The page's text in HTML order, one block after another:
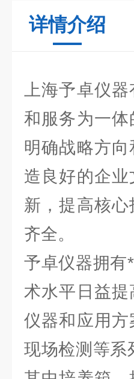
详情介绍
上海予卓仪
和服务为一
明确战略方
造良好的企
新，提高核
齐全。
予卓仪器拥有
术水平日益
仪器和应用
现场检测等系